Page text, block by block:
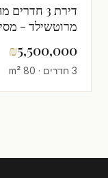
דירת 3
מרוטשילד - מסירה
₪5,500,000
3 חדרים · 80 m²